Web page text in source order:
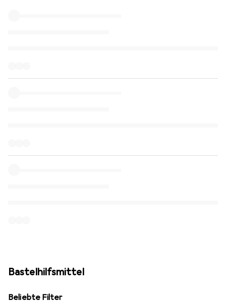
Bastelhilfsmittel
Beliebte Filter